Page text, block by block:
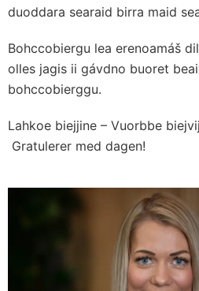
duoddara searaid birra maid
Bohccobiergu lea erenoamáš
olles jagis ii gávdno buoret
bohccobierggu.
Lahkoe biejjine – Vuorbbe
Gratulerer med dagen!